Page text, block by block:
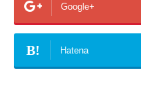
Google+
B! Hatena